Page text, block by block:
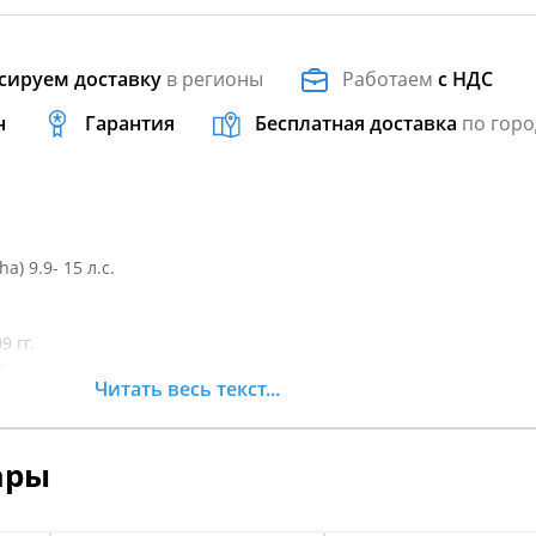
доставку в регионы Работаемс НДС
Гарантия Бесплатная доставка по
9.9- 15 л.с.
гг.
Читать весь текст...